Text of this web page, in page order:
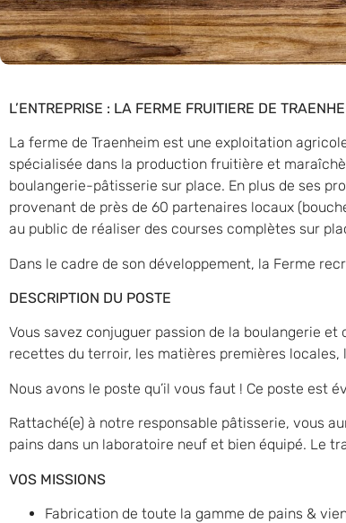
L’ENTREPRISE : LA FERME FRUITIERE DE
La ferme de Traenheim est une exploitation
spécialisée dans la production fruitière et
boulangerie-pâtisserie sur place. En plus de ses
provenant de près de 60 partenaires locaux
au public de réaliser des courses complètes sur
Dans le cadre de son développement, la Ferme
DESCRIPTION DU POSTE
Vous savez conjuguer passion de la boulangerie
recettes du terroir, les matières premières locales,
Nous avons le poste qu’il vous faut ! Ce poste est
Rattaché(e) à notre responsable pâtisserie, vous
pains dans un laboratoire neuf et bien équipé. Le
VOS MISSIONS
Fabrication de toute la gamme de pains &